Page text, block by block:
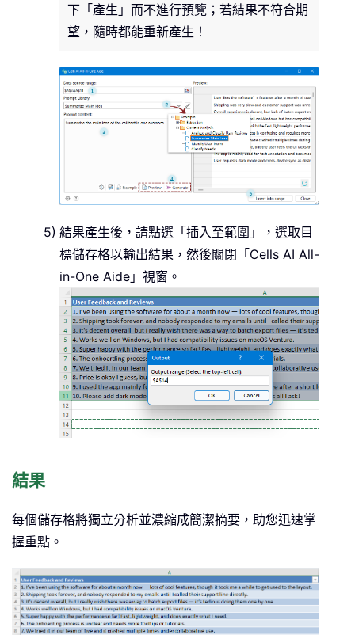
下「產生」而不進行預覽；若結果不符合期
望，隨時都能重新產生！
結果產生後，請點選「插入至範圍」，選取目
標儲存格以輸出結果，然後關閉「Cells AI All-
in-One Aide」視窗。
結果
每個儲存格將獨立分析並濃縮成簡潔摘要，助您迅速掌
握重點。